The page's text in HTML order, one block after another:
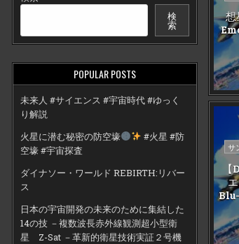
検
索
POPULAR POSTS
未来人 #サイエンス #宇宙時代 #ゆっく
り解説
火星に潜む秘密の防空壕
#火星 #防
空壕 #宇宙探査
ダイナソー・ワールド REBIRTH:リバー
ス
日本の宇宙開発の未来のために集結した
14の技 －複数波長赤外線観測超小型衛
星 Z-Sat －革新的衛星技術実証２号機
サ